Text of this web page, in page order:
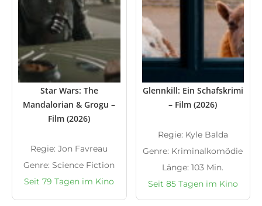
Star Wars: The
Mandalorian & Grogu –
Film (2026)
Regie: Jon Favreau
Genre: Science Fiction
Seit 79 Tagen im Kino
Glennkill: Ein Schafskrimi
– Film (2026)
Regie: Kyle Balda
Genre: Kriminalkomödie
Länge: 103 Min.
Seit 85 Tagen im Kino